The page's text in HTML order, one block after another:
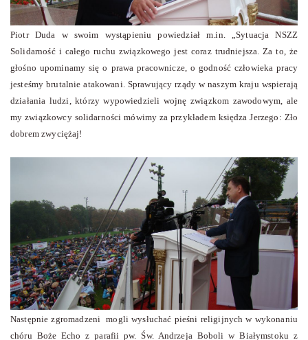
Piotr Duda w swoim wystąpieniu powiedział m.in. „Sytuacja NSZZ
Solidarność i całego ruchu związkowego jest coraz trudniejsza. Za to, że
głośno upominamy się o prawa pracownicze, o godność człowieka pracy
jesteśmy brutalnie atakowani. Sprawujący rządy w naszym kraju wspierają
działania ludzi, którzy wypowiedzieli wojnę związkom zawodowym, ale
my związkowcy solidarności mówimy za przykładem księdza Jerzego: Zło
dobrem zwyciężaj!
Następnie zgromadzeni mogli wysłuchać pieśni religijnych w wykonaniu
chóru Boże Echo z parafii pw. Św. Andrzeja Boboli w Białymstoku z